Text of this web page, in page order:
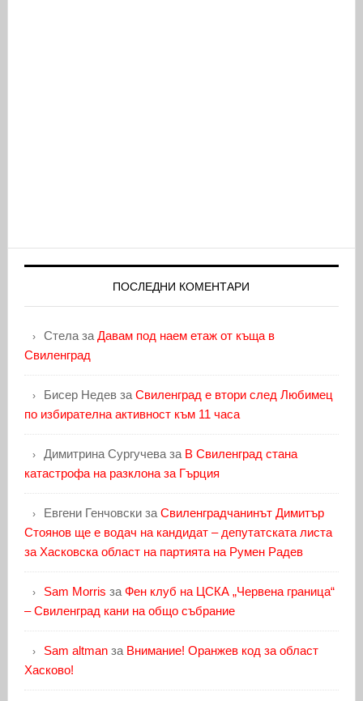
ПОСЛЕДНИ КОМЕНТАРИ
Стелаза Давам под наем етаж от къща в
Свиленград
Бисер Недевза Свиленград е втори след Любимец
по избирателна активност към 11 часа
Димитрина Сургучеваза В Свиленград стана
катастрофа на разклона за Гърция
Евгени Генчовскиза Свиленградчанинът Димитър
Стоянов ще е водач на кандидат – депутатската листа
за Хасковска област на партията на Румен Радев
Sam Morris за Фен клуб на ЦСКА „Червена граница“
– Свиленград кани на общо събрание
Sam altmanза Внимание! Оранжев код за област
Хасково!